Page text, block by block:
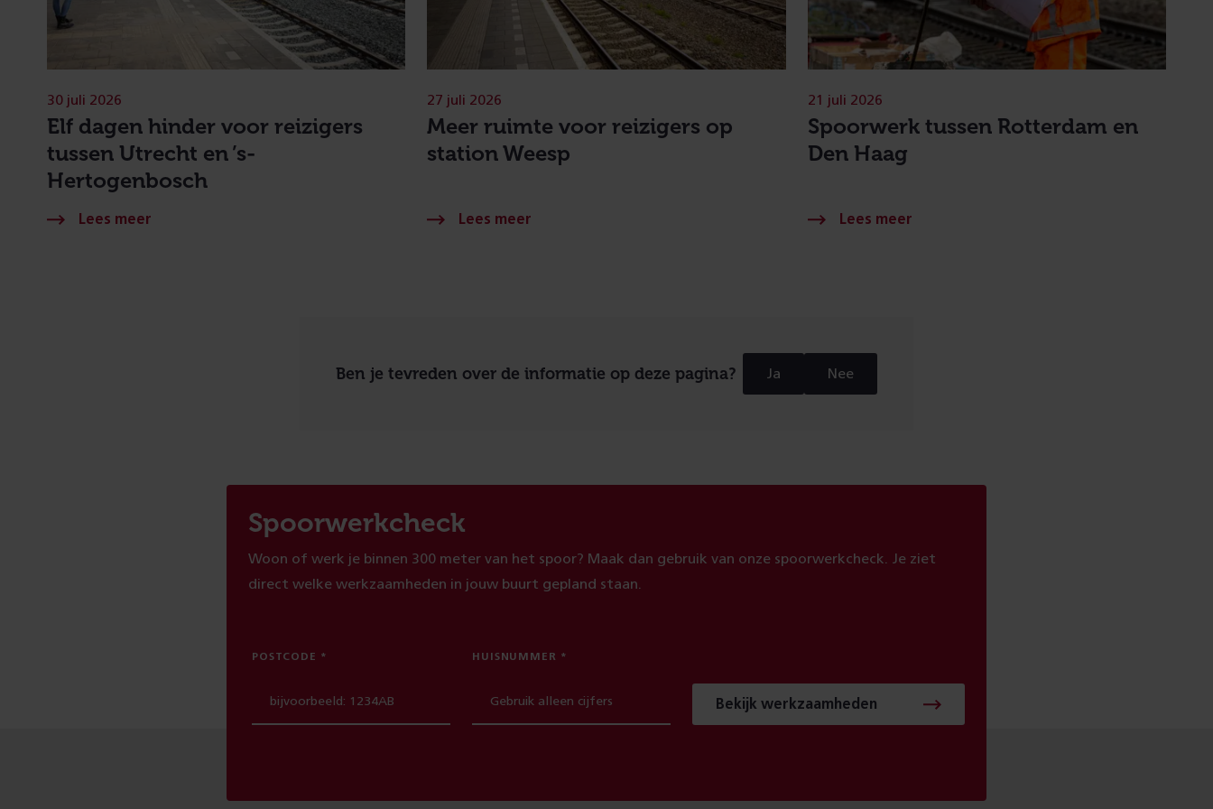
Elf dagen hinder voor reizigers
tussen Utrecht en ’s-
Hertogenbosch
30 juli 2026
Meer ruimte voor reizigers op
station Weesp
27 juli 2026
Spoorwerk tussen Rotterdam en
Den Haag
21 juli 2026
Ben je tevreden over de informatie op deze pagina? Ja Nee
Spoorwerkcheck
Woon of werk je binnen 300 meter van het spoor? Maak dan gebruik van onze spoorwerkcheck. Je ziet
direct welke werkzaamheden in jouw buurt gepland staan.
POSTCODE HUISNUMMER
Bekijk werkzaamheden